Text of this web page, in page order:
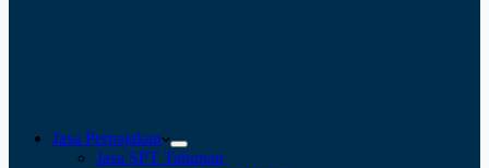
Jasa Perpajakan
Jasa SPT Tahunan